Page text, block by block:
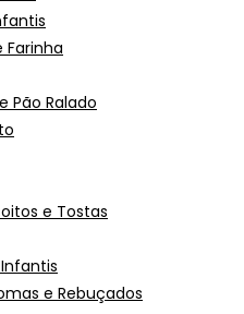
Farinha
Pão Ralado
e Tostas
e Rebuçados